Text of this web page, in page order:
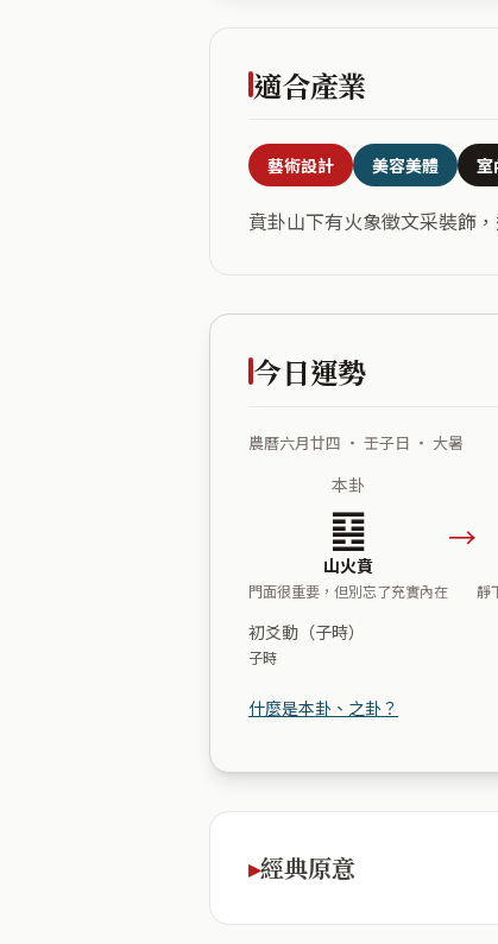
適合產業
藝術設計 美容美體 室
賁卦山下有火象徵文采裝飾
今日運勢
農曆六月廿四 ・ 壬子日 ・ 大暑
本卦
䷕
山火賁
門面很重要，但別忘了充實內在
→
靜
初爻動（子時）
子時
什麼是本卦、之卦？
經典原意